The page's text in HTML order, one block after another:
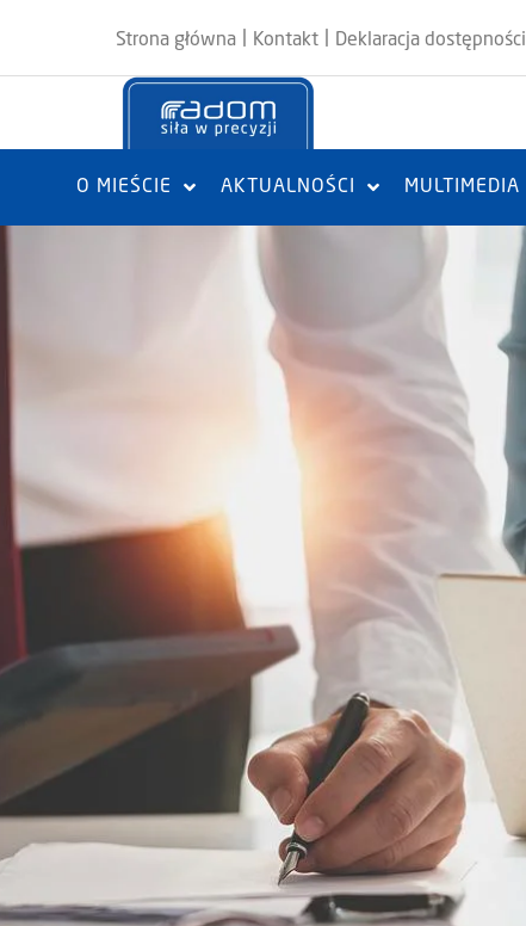
Strona główna Kontakt Deklaracja dostępności
O MIEŚCIE AKTUALNOŚCI MULTIMEDIA